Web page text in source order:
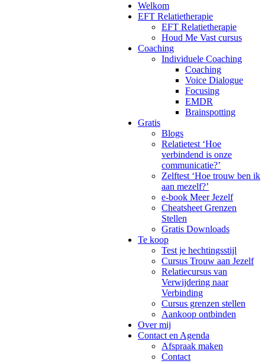
Welkom
EFT Relatietherapie
EFT Relatietherapie
Houd Me Vast cursus
Coaching
Individuele Coaching
Coaching
Voice Dialogue
Focusing
EMDR
Brainspotting
Gratis
Blogs
Relatietest ‘Hoe
verbindend is onze
communicatie?’
Zelftest ‘Hoe trouw ben ik
aan mezelf?’
e-book Meer Jezelf
Cheatsheet Grenzen
Stellen
Gratis Downloads
Te koop
Test je hechtingsstijl
Cursus Trouw aan Jezelf
Relatiecursus van
Verwijdering naar
Verbinding
Cursus grenzen stellen
Aankoop ontbinden
Over mij
Contact en Agenda
Afspraak maken
Contact